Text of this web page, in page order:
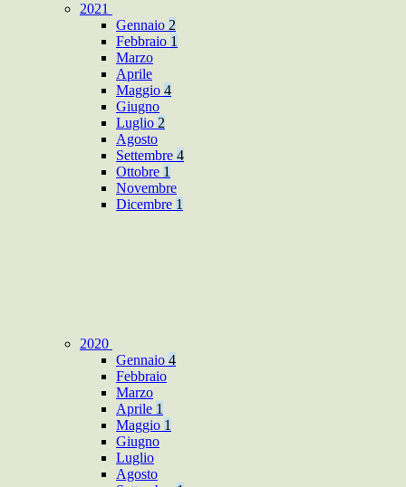
2021
Gennaio 2
Febbraio 1
Marzo
Aprile
Maggio 4
Giugno
Luglio 2
Agosto
Settembre 4
Ottobre 1
Novembre
Dicembre 1
2020
Gennaio 4
Febbraio
Marzo
Aprile 1
Maggio 1
Giugno
Luglio
Agosto